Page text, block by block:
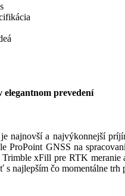
prevedení
najnovší a najvýkonnejší
ProPoint GNSS na
xFill pre RTK meranie
s najlepším čo momentálne trh